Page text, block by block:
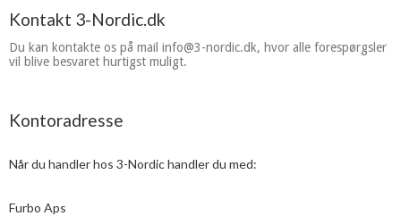
Kontakt 3-Nordic.dk
Du kan kontakte os på mail info@3-nordic.dk, hvor alle forespørgsler
vil blive besvaret hurtigst muligt.
Kontoradresse
Når du handler hos 3-Nordic handler du med:
Furbo Aps